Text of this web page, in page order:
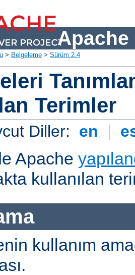
Apache
> Belgeleme > Sürüm 2.4
Terimler
Diller: en |
Apache
kullanılan
kullanım